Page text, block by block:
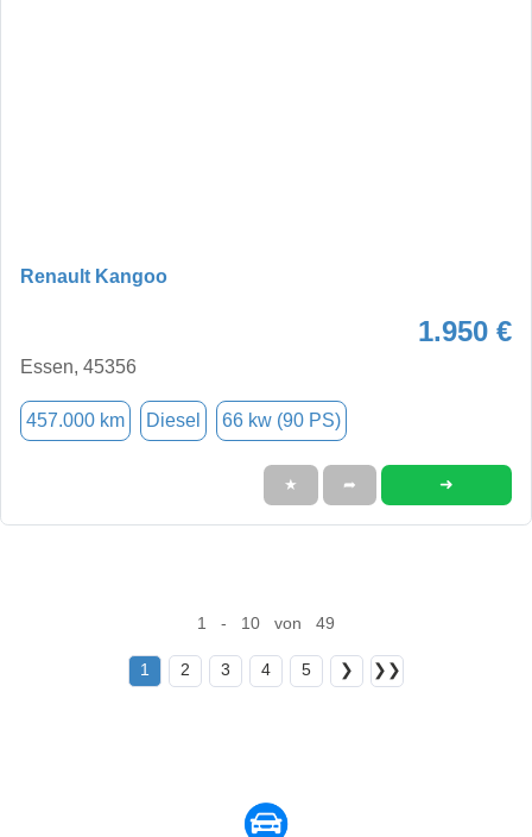
Renault Kangoo
1.950 €
Essen, 45356
457.000 km Diesel 66 kw (90 PS)
★ ➦ ➜
1 - 10 von 49
1 2 3 4 5 ❯ ❯❯